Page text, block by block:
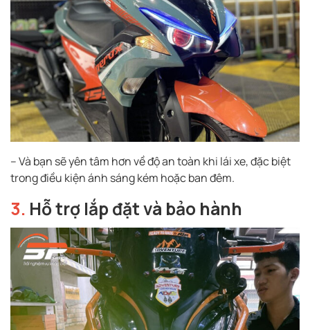
– Và bạn sẽ yên tâm hơn về độ an toàn khi lái xe, đặc biệt
trong điều kiện ánh sáng kém hoặc ban đêm.
3. Hỗ trợ lắp đặt và bảo hành